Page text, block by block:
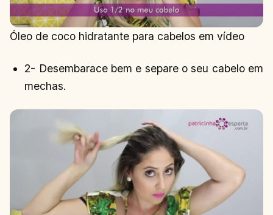
Óleo de coco hidratante para cabelos em vídeo
2- Desembarace bem e separe o seu cabelo em
mechas.